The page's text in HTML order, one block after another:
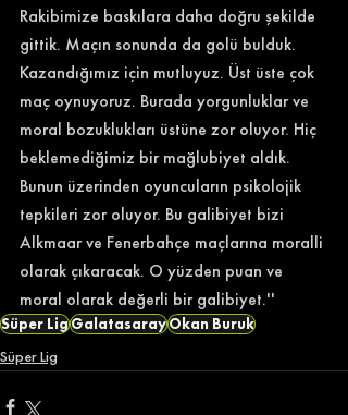
Rakibimize baskılara daha doğru şekilde
gittik. Maçın sonunda da golü bulduk.
Kazandığımız için mutluyuz. Üst üste çok
maç oynuyoruz. Burada yorgunluklar ve
moral bozuklukları üstüne zor oluyor. Hiç
beklemediğimiz bir mağlubiyet aldık.
Bunun üzerinden oyuncuların psikolojik
tepkileri zor oluyor. Bu galibiyet bizi
Alkmaar ve Fenerbahçe maçlarına moralli
olarak çıkaracak. O yüzden puan ve
moral olarak değerli bir galibiyet.''
Süper LigGalatasarayOkan Buruk
Süper Lig